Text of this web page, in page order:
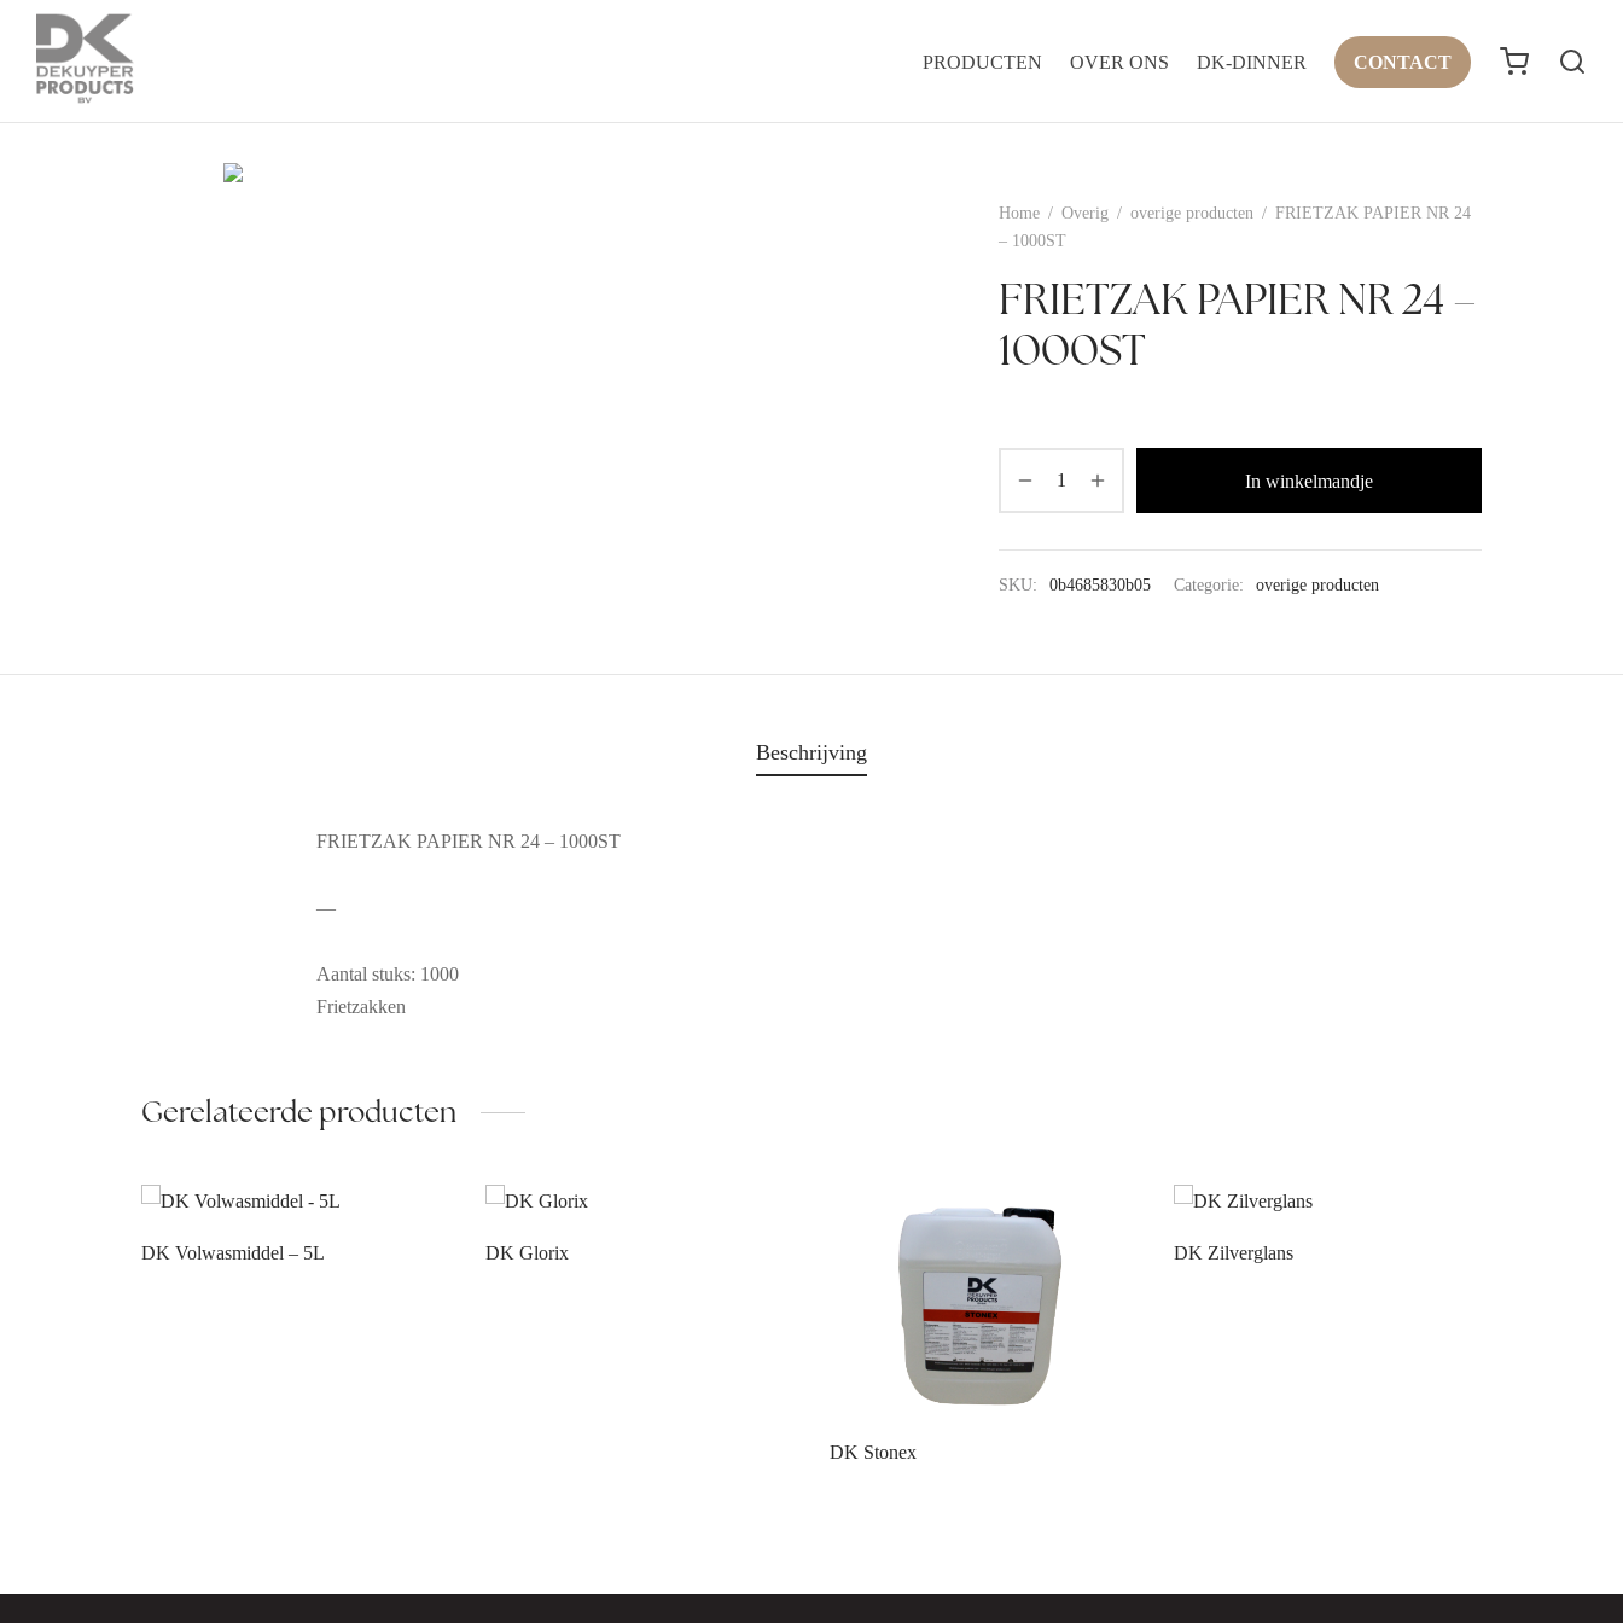
PRODUCTEN OVER ONS DK-DINNER CONTACT
Home / Overig / overige producten / FRIETZAK PAPIER NR 24
– 1000ST
FRIETZAK PAPIER NR 24 –
1000ST
In winkelmandje
SKU: 0b4685830b05 Categorie: overige producten
Beschrijving
FRIETZAK PAPIER NR 24 – 1000ST
—
Aantal stuks: 1000
Frietzakken
Gerelateerde producten
DK Volwasmiddel – 5L DK Glorix
DK Stonex
DK Zilverglans